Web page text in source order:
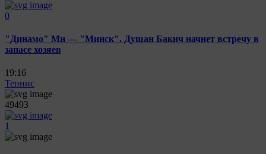
0
"Динамо" Мн — "Минск". Душан Бакич начнет встречу в
запасе хозяев
19:16
Теннис
49493
1